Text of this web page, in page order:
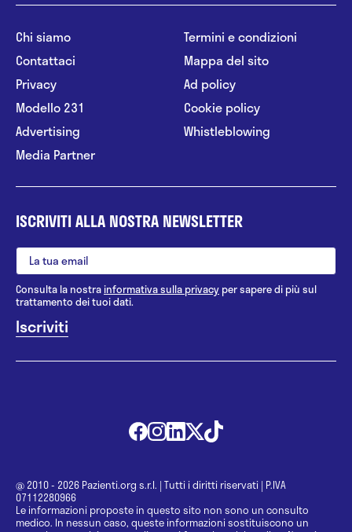
Chi siamo
Contattaci
Privacy
Modello 231
Advertising
Media Partner
Termini e condizioni
Mappa del sito
Ad policy
Cookie policy
Whistleblowing
ISCRIVITI ALLA NOSTRA NEWSLETTER
Consulta la nostrainformativa sulla privacy per sapere di più sul
trattamento dei tuoi dati.
@ 2010 - 2026 Pazienti.org s.r.l. | Tutti i diritti riservati | P.IVA
07112280966
Le informazioni proposte in questo sito non sono un consulto
medico. In nessun caso, queste informazioni sostituiscono un